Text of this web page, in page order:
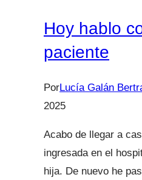
lote
si
lo
en
Hoy hablo
paciente
PorLucía Galán
2025
Acabo de llegar a
ingresada en el
hija. De nuevo he